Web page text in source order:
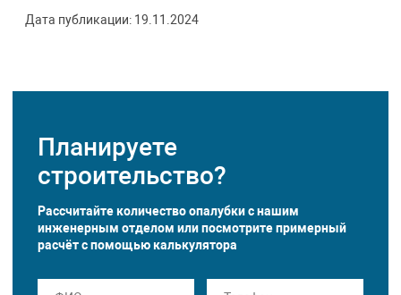
Дата публикации: 19.11.2024
Планируете
строительство?
Рассчитайте количество опалубки с нашим
инженерным отделом или посмотрите примерный
расчёт с помощьюкалькулятора